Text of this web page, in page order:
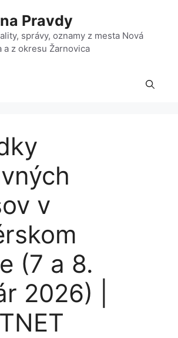
Pravdy
správy, oznamy z mesta Nová
a z okresu Žarnovica
v
(7 a 8.
2026) |